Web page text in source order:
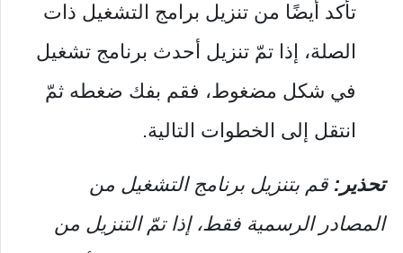
تأكد أيضًا من تنزيل برامج التشغيل ذات
الصلة، إذا تمّ تنزيل أحدث برنامج تشغيل
في شكل مضغوط، فقم بفك ضغطه ثمّ
انتقل إلى الخطوات التالية.
تحذير: قم بتنزيل برنامج التشغيل من
المصادر الرسمية فقط، إذا تمّ التنزيل من